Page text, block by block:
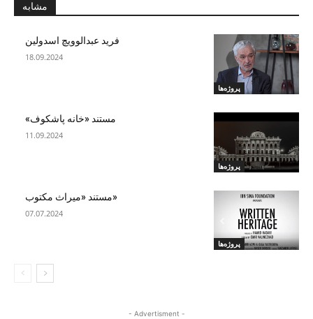
مشابه
پروژه‌ها
فرید عبدالوویچ اسدولین
18.09.2024
پروژه‌ها
مستند «خانه پاشکوف»
11.09.2024
پروژه‌ها
«مستند «میراث مکتوب
07.07.2024
- Advertisment -